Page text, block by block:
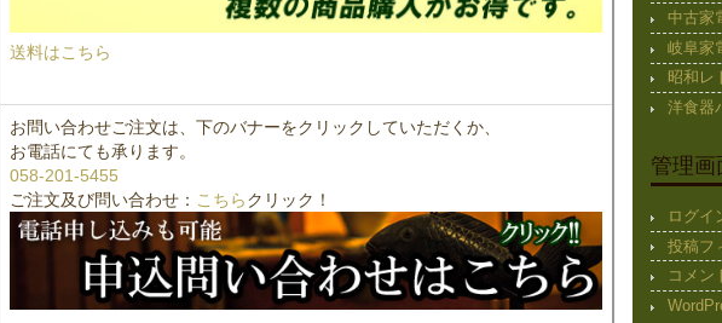
送料はこちら
お問い合わせご注文は、下のバナーをクリックしていただくか、
お電話にても承ります。
058-201-5455
ご注文及び問い合わせ： こちらクリック！
中古家
岐阜家
昭和レ
洋食器
管理画
ログイ
投稿フ
コメン